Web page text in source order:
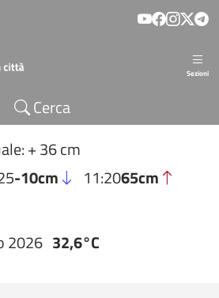
Sezioni
Cerca
+ 36 cm
-10cm 11:2065cm
2026 32,6°C